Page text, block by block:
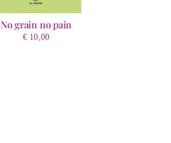
No grain no pain
€10,00